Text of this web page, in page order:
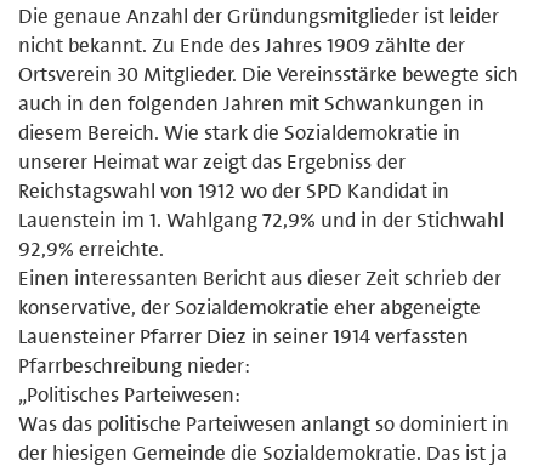
Die genaue Anzahl der Gründungsmitglieder ist leider
nicht bekannt. Zu Ende des Jahres 1909 zählte der
Ortsverein 30 Mitglieder. Die Vereinsstärke bewegte sich
auch in den folgenden Jahren mit Schwankungen in
diesem Bereich. Wie stark die Sozialdemokratie in
unserer Heimat war zeigt das Ergebniss der
Reichstagswahl von 1912 wo der SPD Kandidat in
Lauenstein im 1. Wahlgang 72,9% und in der Stichwahl
92,9% erreichte.
Einen interessanten Bericht aus dieser Zeit schrieb der
konservative, der Sozialdemokratie eher abgeneigte
Lauensteiner Pfarrer Diez in seiner 1914 verfassten
Pfarrbeschreibung nieder:
„Politisches Parteiwesen:
Was das politische Parteiwesen anlangt so dominiert in
der hiesigen Ge­meinde die Sozialdemokratie. Das ist ja